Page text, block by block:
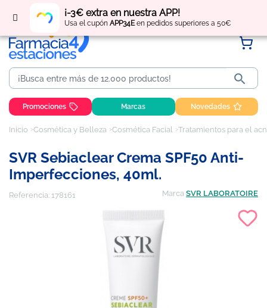
¡-3€ extra en nuestra APP!
Usa el cupón APP34Een pedidos superiores a 50€
Regístratey obtén puntos por tus compras

Promociones Marcas Novedades
Inicio Cosmética y Belleza Cosmética Facial Tratamientos para el
SVR Sebiaclear Crema SPF50 Anti-
Imperfecciones, 40ml.
Referencia: 178161 Marca SVR LABORATOIRE